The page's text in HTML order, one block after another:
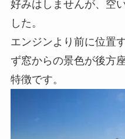
好みはしませんが、空
した。
エンジンより前に位置
ず窓からの景色が後方
特徴です。